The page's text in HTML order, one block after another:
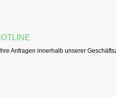
Anfragen innerhalb unserer